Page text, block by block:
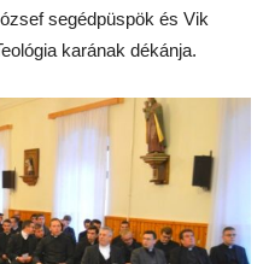
segédpüspök és Vik
karának dékánja.